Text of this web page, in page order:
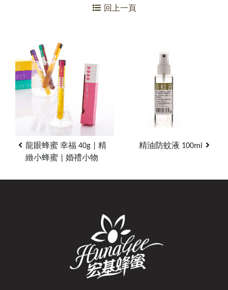
回上一頁
龍眼蜂蜜 幸福 40g | 精
緻小蜂蜜 | 婚禮小物
精油防蚊液 100ml